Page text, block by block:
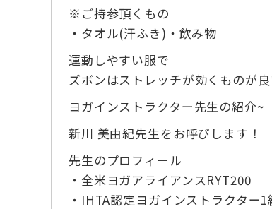
※ご持参頂くもの
・タオル(汗ふき)・飲み物
運動しやすい服で
ズボンはストレッチが効くものが
ヨガインストラクター先生の紹介~
新川 美由紀先生をお呼びします！
先生のプロフィール
・全米ヨガアライアンスRYT200
・IHTA認定ヨガインストラクター1